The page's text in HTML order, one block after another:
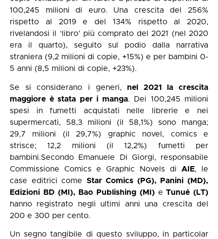
100,245 milioni di euro. Una crescita del 256%
rispetto al 2019 e del 134% rispetto al 2020,
rivelandosi il ‘libro’ più comprato del 2021 (nel 2020
era il quarto), seguito sul podio dalla narrativa
straniera (9,2 milioni di copie, +15%) e per bambini 0-
5 anni (8,5 milioni di copie, +23%).
Se si considerano i generi, nel 2021 la crescita
maggiore è stata per i manga. Dei 100,245 milioni
spesi in fumetti acquistati nelle librerie e nei
supermercati, 58,3 milioni (il 58,1%) sono manga;
29,7 milioni (il 29,7%) graphic novel, comics e
strisce; 12,2 milioni (il 12,2%) fumetti per
bambini.Secondo Emanuele Di Giorgi, responsabile
Commissione Comics e Graphic Novels di AIE, le
case editrici come Star Comics (PG), Panini (MD),
Edizioni BD(MI), Bao Publishing (MI) e Tunué (LT)
hanno registrato negli ultimi anni una crescita del
200 e 300 per cento.
Un segno tangibile di questo sviluppo, in particolar